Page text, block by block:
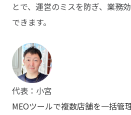
とで、運営のミスを防ぎ、業務
できます。
代表：小宮
MEOツールで複数店舗を一括管